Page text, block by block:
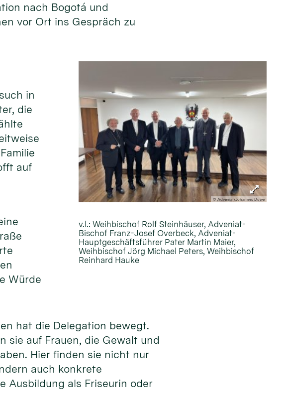
nach Bogotá und
vor Ort ins Gespräch zu
© Adveniat/Johannes Duwe
v.l.: Weihbischof Rolf Steinhäuser, Adveniat-
Bischof Franz-Josef Overbeck, Adveniat-
Hauptgeschäftsführer Pater Martin Maier,
Weihbischof Jörg Michael Peters, Weihbischof
Reinhard Hauke
in
die
auf
Würde
hat die Delegation bewegt.
sie auf Frauen, die Gewalt und
Hier finden sie nicht nur
auch konkrete
Ausbildung als Friseurin oder